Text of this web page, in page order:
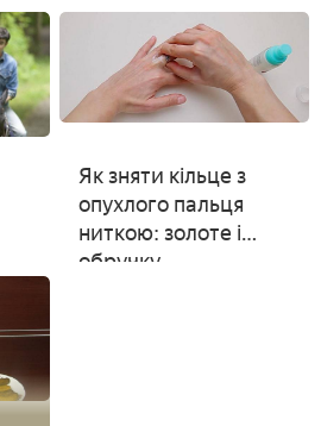
Як зняти кільце з
опухлого пальця
ниткою: золоте і
обручку